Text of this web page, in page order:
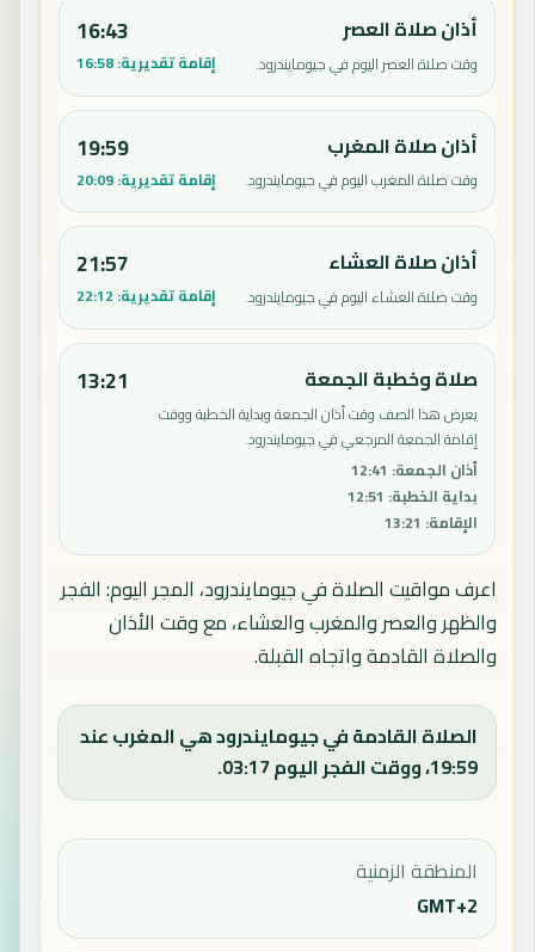
أذان صلاة العصر
وقت صلاة العصر اليوم في جيومايندرود.
16:43
إقامة تقديرية:16:58
أذان صلاة المغرب
وقت صلاة المغرب اليوم في جيومايندرود.
19:59
إقامة تقديرية:20:09
أذان صلاة العشاء
وقت صلاة العشاء اليوم في جيومايندرود.
21:57
إقامة تقديرية: 22:12
صلاة وخطبة الجمعة
يعرض هذا الصف وقت أذان الجمعة وبداية الخطبة ووقت
إقامة الجمعة المرجعي في جيومايندرود.
أذان الجمعة:
12:41
بداية الخطبة:
12:51
الإقامة:
13:21
13:21
اعرف مواقيت الصلاة في جيومايندرود، المجر اليوم: الفجر
والظهر والعصر والمغرب والعشاء، مع وقت الأذان
والصلاة القادمة واتجاه القبلة.
الصلاة القادمة في جيومايندرود هي المغرب عند
19:59، ووقت الفجر اليوم 03:17.
المنطقة الزمنية
GMT+2